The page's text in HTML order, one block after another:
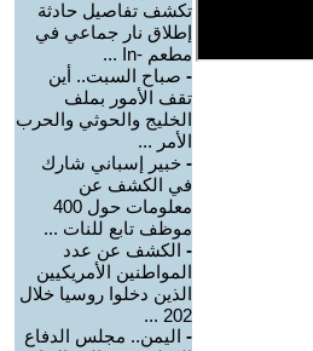
تكشف تفاصيل حادثة
إطلاق نار جماعي في
مطعم -In ...
- صباح السبت.. أين
تقف الأمور بملف
الخليج والحوثي والحرب
الأمر ...
- خبير إسباني شارك
في الكشف عن
معلومات حول 400
موظف تابع للنات ...
- الكشف عن عدد
المواطنين الأمريكيين
الذين دخلوا روسيا خلال
202 ...
- اليمن.. مجلس الدفاع